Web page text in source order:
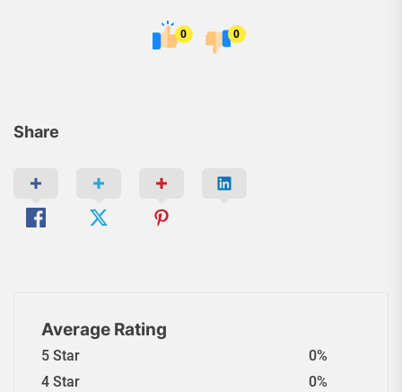
Share
0 0
Average Rating
5 Star
0%
4 Star
0%